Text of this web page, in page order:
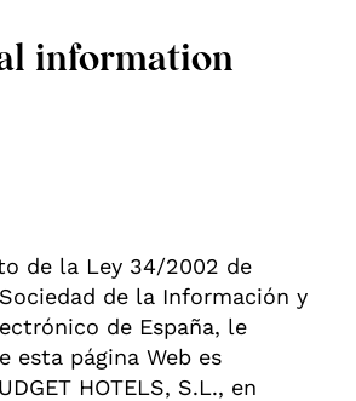
information
de la Ley 34/2002 de
de la Información y
de España, le
esta página Web es
HOTELS, S.L., en